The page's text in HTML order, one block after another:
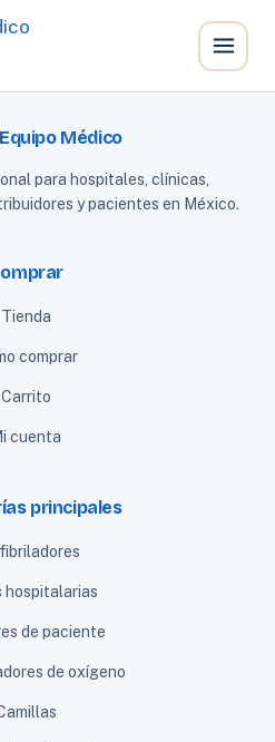
Médico
para hospitales, clínicas,
y pacientes en México.
Tienda
comprar
Carrito
cuenta
principales
hospitalarias
de paciente
de oxígeno